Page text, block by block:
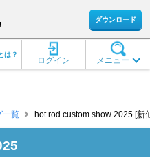
ダウンロード
メニュー
ログイン
は？
一覧 hot rod custom show 2025 [新